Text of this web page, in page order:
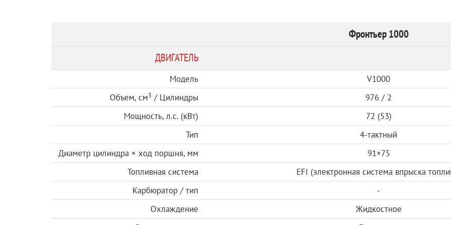
Фронтьер 1000
ДВИГАТЕЛЬ
Модель
V1000
Объем, см3 / Цилиндры
976 / 2
Мощность, л.с. (кВт)
72 (53)
Тип
4-тактный
Диаметр цилиндра × ход поршня, мм
91×75
Топливная система
EFI (электронная система впрыска
Карбюратор / тип
-
Охлаждение
Жидкостное